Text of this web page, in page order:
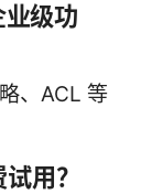
级功
、ACL 等
用？